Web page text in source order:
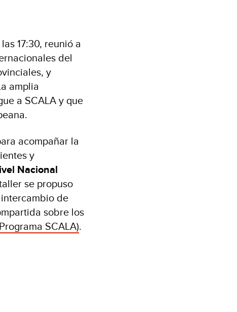
17:30, reunió a
del
y
amplia
a SCALA y que
acompañar la
y
Nacional
se propuso
de
sobre los
SCALA).